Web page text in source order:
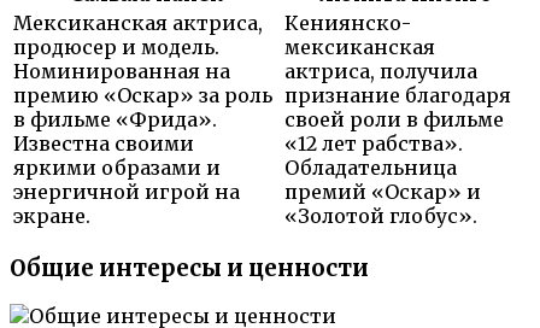
Мексиканская актриса,
продюсер и модель.
Номинированная на
премию «Оскар» за роль
в фильме «Фрида».
Известна своими
яркими образами и
энергичной игрой на
экране.
Кениянско-
мексиканская
актриса, получила
признание благодаря
своей роли в фильме
«12 лет рабства».
Обладательница
премий «Оскар» и
«Золотой глобус».
Общие интересы и ценности